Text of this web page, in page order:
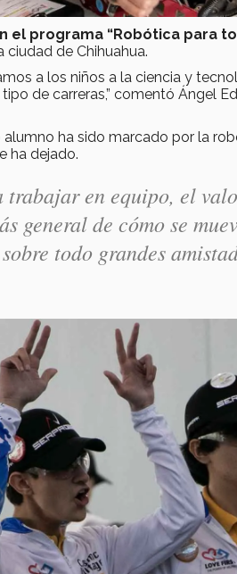
el programa “Robótica para
ciudad de Chihuahua.
a los niños a la ciencia y
de carreras,” comentó Ángel
alumno ha sido marcado por la
ha dejado.
trabajar en equipo, el
general de cómo se
todo grandes